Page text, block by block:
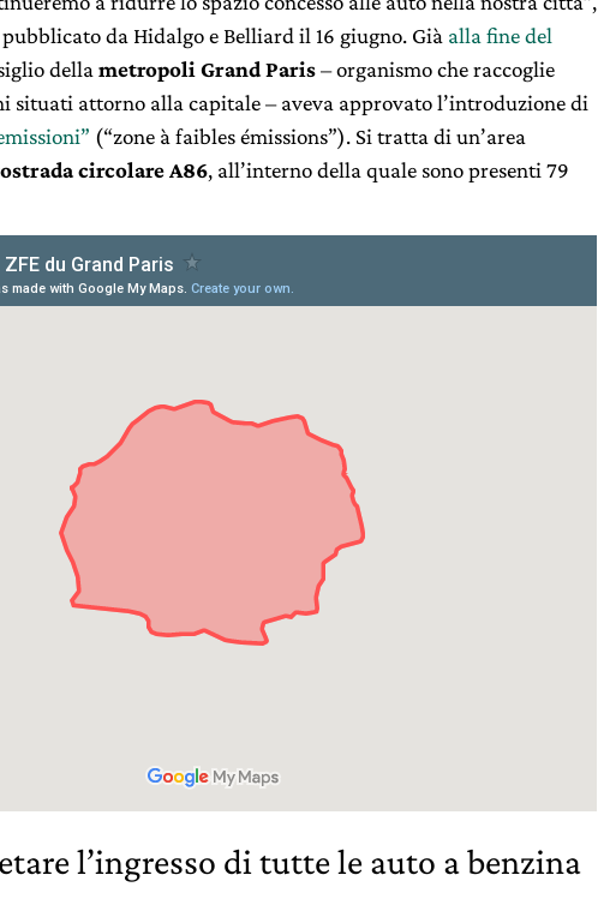
pubblicato da Hidalgo e Belliard il 16 giugno. Già alla fine del
della metropoli Grand Paris– organismo che raccoglie
situati attorno alla capitale – aveva approvato l’introduzione di
(“zone à faibles émissions”). Si tratta di un’area
circolare A86, all’interno della quale sono presenti 79
l’ingresso di tutte le auto a benzina